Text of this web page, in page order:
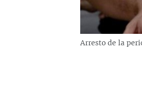
Arresto de la